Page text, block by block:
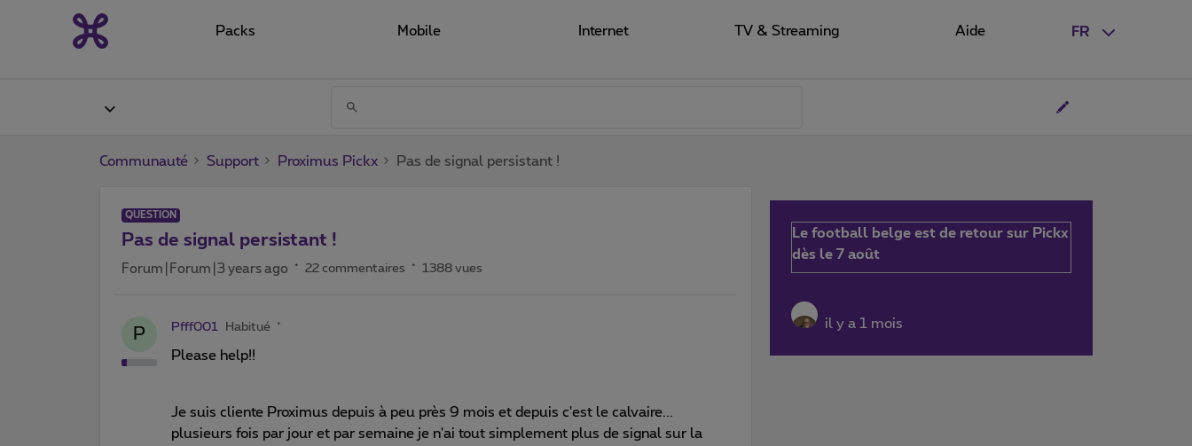
FR
Packs Mobile Internet TV & Streaming Aide
Communauté Support Proximus Pickx Pas de signal persistant !
QUESTION
Pas de signal persistant !
Forum|Forum|3 years ago 22 commentaires 1388 vues
P Pfff001 Habitué
Please help!!
Je suis cliente Proximus depuis à peu près 9 mois et depuis c'est le calvaire...
plusieurs fois par jour et par semaine je n'ai tout simplement plus de signal sur la
Le football belge est de retour sur Pickx
dès le 7 août
il y a 1 mois